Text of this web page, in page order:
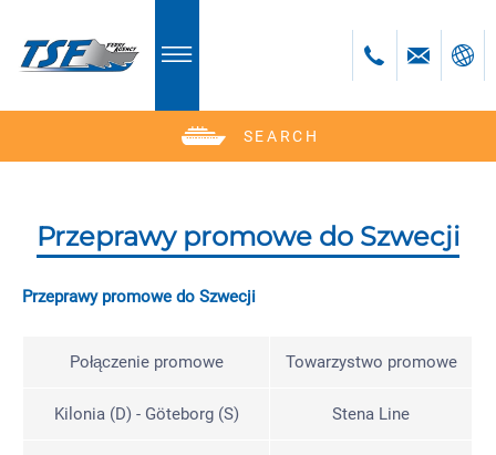
SEARCH
Česky
bosanski
Przeprawy promowe do Szwecji
Przeprawy promowe do Szwecji
Połączenie promowe Towarzystwo promowe
Kilonia (D) - Göteborg (S) Stena Line